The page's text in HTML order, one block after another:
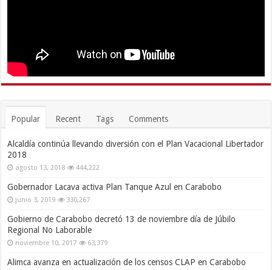
Popular Recent Tags Comments
Alcaldía continúa llevando diversión con el Plan Vacacional Libertador
2018
agosto 13, 2018 444,222
Gobernador Lacava activa Plan Tanque Azul en Carabobo
junio 3, 2019 330,267
Gobierno de Carabobo decretó 13 de noviembre día de Júbilo
Regional No Laborable
noviembre 10, 2017 63,379
Alimca avanza en actualización de los censos CLAP en Carabobo